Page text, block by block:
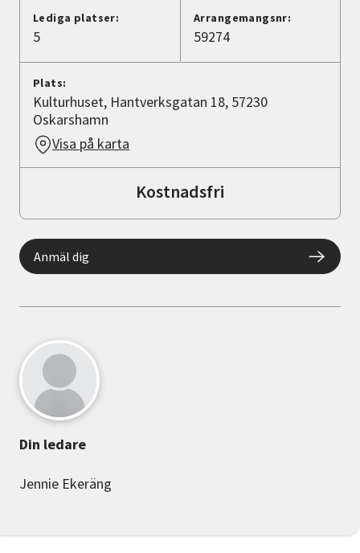
Lediga platser:
5
Arrangemangsnr:
59274
Plats:
Kulturhuset, Hantverksgatan 18, 57230
Oskarshamn
Visa på karta
Kostnadsfri
Anmäl dig
Din ledare
Jennie Ekeräng